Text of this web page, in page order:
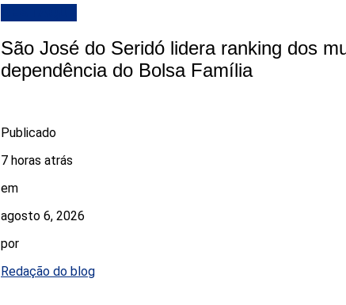
São José do Seridó lidera ranking dos
dependência do Bolsa Família
Publicado
7 horas atrás
em
agosto 6, 2026
por
Redação do blog